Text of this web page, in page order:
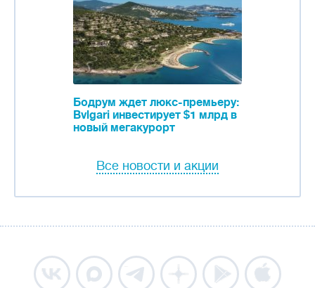
Бодрум ждет люкс-премьеру:
Bvlgari инвестирует $1 млрд в
новый мегакурорт
Все новости и акции